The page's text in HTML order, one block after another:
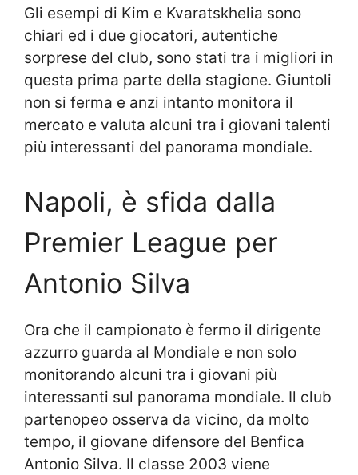
Gli esempi di Kim e Kvaratskhelia sono
chiari ed i due giocatori, autentiche
sorprese del club, sono stati tra i migliori in
questa prima parte della stagione. Giuntoli
non si ferma e anzi intanto monitora il
mercato e valuta alcuni tra i giovani talenti
più interessanti del panorama mondiale.
Napoli, è sfida dalla
Premier League per
Antonio Silva
Ora che il campionato è fermo il dirigente
azzurro guarda al Mondiale e non solo
monitorando alcuni tra i giovani più
interessanti sul panorama mondiale. Il club
partenopeo osserva da vicino, da molto
tempo, il giovane difensore del Benfica
Antonio Silva. Il classe 2003 viene